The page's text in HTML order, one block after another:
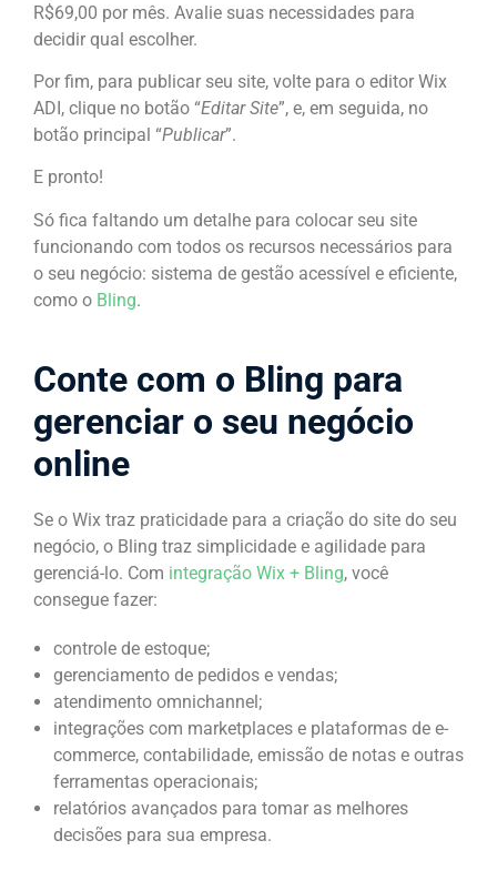
R$69,00 por mês. Avalie suas necessidades para
decidir qual escolher.
Por fim, para publicar seu site, volte para o editor Wix
ADI, clique no botão “Editar Site”, e, em seguida, no
botão principal “Publicar”.
E pronto!
Só fica faltando um detalhe para colocar seu site
funcionando com todos os recursos necessários para
o seu negócio: sistema de gestão acessível e eficiente,
como o Bling.
Conte com o Bling para
gerenciar o seu negócio
online
Se o Wix traz praticidade para a criação do site do seu
negócio, o Bling traz simplicidade e agilidade para
gerenciá-lo. Com integração Wix + Bling, você
consegue fazer:
controle de estoque;
gerenciamento de pedidos e vendas;
atendimento omnichannel;
integrações com marketplaces e plataformas de e-
commerce, contabilidade, emissão de notas e outras
ferramentas operacionais;
relatórios avançados para tomar as melhores
decisões para sua empresa.